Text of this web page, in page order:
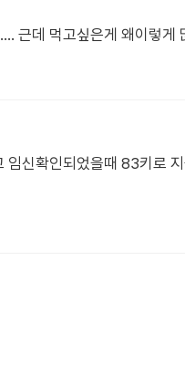
근데 먹고싶은게 왜이렇게
신확인되었을때 83키로